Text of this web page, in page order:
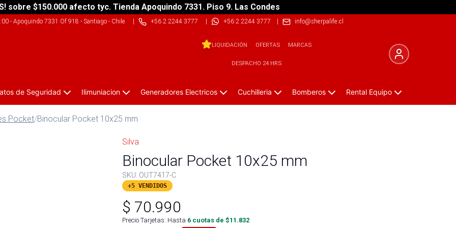
sobre $150.000 afecto tyc. Tienda Apoquindo 7331. Piso 9. Las Condes
- Apoquindo 7331 Of 918 - Santiago - Chile| +56 2 2244 3777 | +56 2 2244 3777 | info@sherpalife.cl
LIQUIDACIÓN OFERTAS MARCAS
DESPACHO 24 HRS
de Seguridad Ilimuniacion Generadores Electricos Cuchilleria Bomberos Rental Equipo
Pocket/Binocular Pocket 10x25 mm
Silva
Binocular Pocket 10x25 mm
SKU: OUT7417-C
+5 VENDIDOS
$ 70.990
Precio Tarjetas: Hasta 6 cuotas de $11.832